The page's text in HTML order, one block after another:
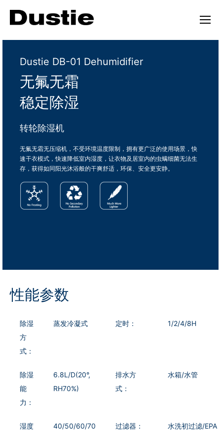
Dustie DB-01 Dehumidifier
无氟无霜
稳定除湿
转轮除湿机
无氟无霜无压缩机，不受环境温度限制，拥有更广泛的使用场景，快
速干衣模式，快速降低室内湿度，让衣物及居室内的虫螨细菌无法生
存，获得如同阳光沐浴般的干爽舒适，环保、安全更安静。
性能参数
除湿
方
式：
蒸发冷凝式 定时： 1/2/4/8H
除湿
能
力：
6.8L/D(20°,
RH70%)
排水方
式：
水箱/水管
湿度
40/50/60/70 过滤器： 水洗初过滤/EPA